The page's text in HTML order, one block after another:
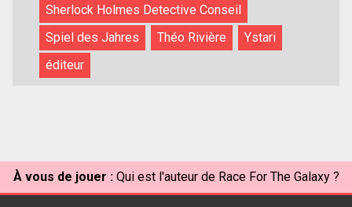
Sherlock Holmes Detective Conseil
Spiel des Jahres
Théo Rivière
Ystari
éditeur
À vous de jouer : Qui est l'auteur de Race For The Galaxy ?